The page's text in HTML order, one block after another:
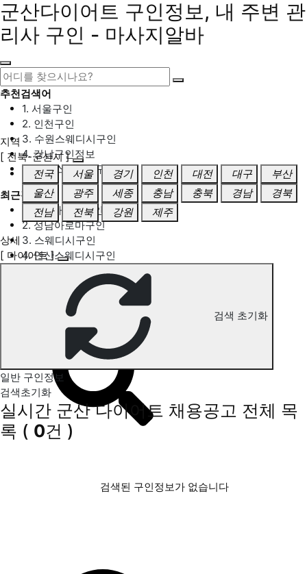
군산다이어트 구인정보, 내 주변 관
리사 구인 - 마사지알바
추천검색어
1. 서울구인
2. 인천구인
3. 수원스웨디시구인
4. 강남구인정보
5. 동탄스웨디시구인
최근검색어
1. 일산마사지구인
2. 성남아로마구인
3. 스웨디시구인
4. 안산스웨디시구인
군산 다이어트 구인정보
지역
[ 전북-군산시 ]
전국
서울 경기 인천 대전 대구
부산
울산
광주 세종 충남 충북 경남
경북
전남
전북 강원 제주
상세
[ 다이어트 ]
검색 초기화
일반 구인정보
검색초기화
실시간 군산 다이어트 채용공고 전체 목
록 ( 0건 )
검색된 구인정보가 없습니다